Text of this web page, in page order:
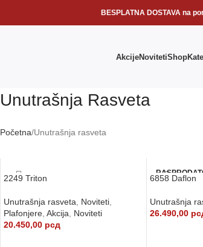
BESPLATNA DOSTAVA na
AkcijeNovitetiShop
Unutrašnja Rasveta
Početna Unutrašnja rasveta
2249 Triton
Unutrašnja rasveta Noviteti
Plafonjere ,Akcija
Noviteti
20.450,00 рсд
6858 Daflon
Unutrašnja
26.490,00